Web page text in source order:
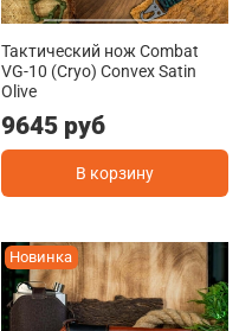
Тактический нож Combat
VG-10 (Cryo) Convex Satin
Olive
9645 руб
В корзину
Новинка